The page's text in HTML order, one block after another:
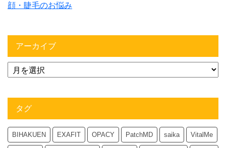
顔・睫毛のお悩み
アーカイブ
タグ
BIHAKUEN EXAFIT OPACY PatchMD saika VitalMe